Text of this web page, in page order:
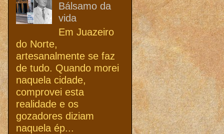
Bálsamo da
vida
Em Juazeiro
do Norte,
artesanalmente se faz
de tudo. Quando morei
naquela cidade,
comprovei esta
realidade e os
gozadores diziam
naquela ép...